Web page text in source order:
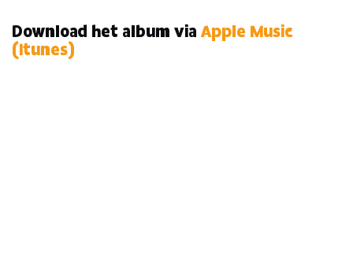
Download het album via Apple Music
(Itunes)